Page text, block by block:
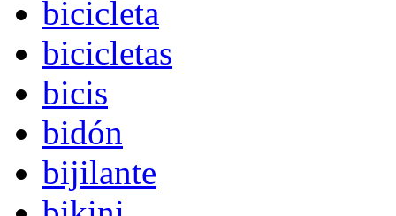
bicicleta
bicicletas
bicis
bidón
bijilante